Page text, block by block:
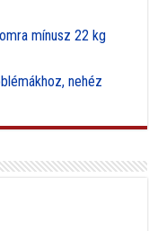
mínusz 22 kg
nehéz